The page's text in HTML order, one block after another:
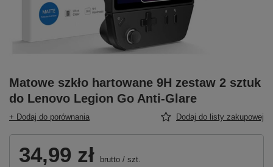
Matowe szkło hartowane 9H zestaw 2 sztuk
do Lenovo Legion Go Anti-Glare
+ Dodaj do porównania Dodaj do listy zakupowej
34,99 zł brutto / szt.